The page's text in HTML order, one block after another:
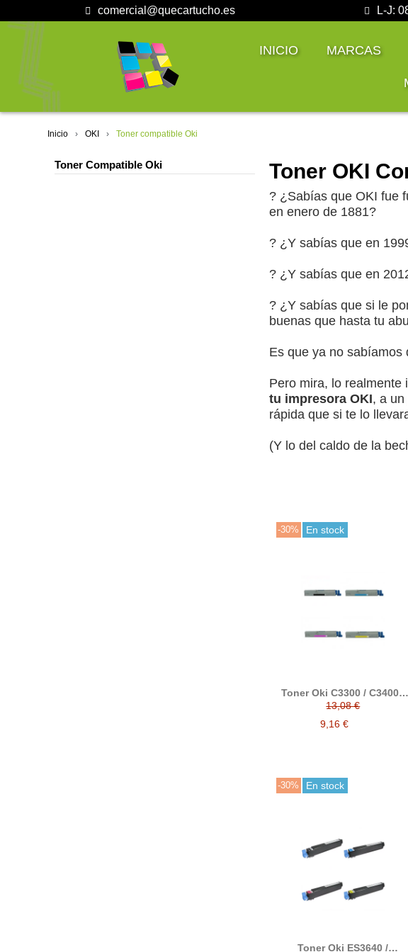
comercial@quecartucho.es L-J:
INICIO MARCAS
Inicio OKI Toner compatible Oki
Toner Compatible Oki Toner OKI
? ¿Sabías que OKI fue
en enero de 1881?
? ¿Y sabías que en
? ¿Y sabías que en
? ¿Y sabías que si le
buenas que hasta tu
Es que ya no
Pero mira, lo realmente
tu impresora OKI, a
rápida que si te lo
(Y lo del caldo de la
-30% En stock
Toner Oki C3300 / C3400 /
C3450 / C3520 / C3530 /
C3600 compatible
alternativo a 43459332 /
43459331 / 43459330 /
13,08 €
9,16 €
-30% En stock
Toner Oki ES3640 /